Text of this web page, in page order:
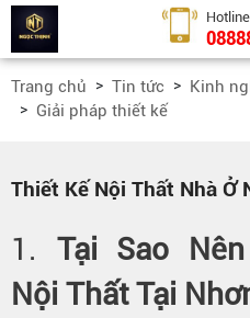
Trang chủ Tin tức
Kinh
Giải pháp thiết kế
Thiết Kế Nội Thất Nhà Ở
1. Tại Sao
Nội ThấtTại